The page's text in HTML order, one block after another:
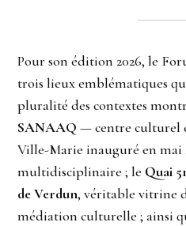
Pour son édition 2026, le
trois lieux emblématiques
pluralité des contextes
SANAAQ — centre culturel
Ville-Marie inauguré en mai
multidisciplinaire ; leQuai
de Verdun, véritable vitrine
médiation culturelle ; ainsi